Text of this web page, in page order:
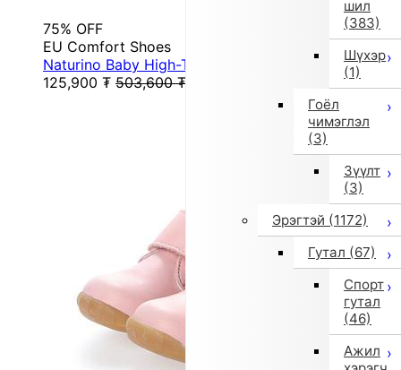
шил
(383)
Шүхэр
(1)
Гоёл
чимэглэл
(3)
Зүүлт
(3)
Эрэгтэй (1172)
Гутал (67)
Спорт
гутал
(46)
Ажил
75% OFF
EU Comfort Shoes
Naturino Baby High-Top Sneakers (Sky Blue)
125,900 ₮ 503,600 ₮